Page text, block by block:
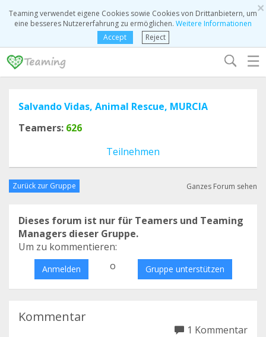
×
Teaming verwendet eigene Cookies sowie Cookies von Drittanbietern, um
eine besseres Nutzererfahrung zu ermöglichen. Weitere Informationen
Accept
Reject
☰
Salvando Vidas, Animal Rescue, MURCIA
Teamers: 626
Teilnehmen
Zurück zur Gruppe Ganzes Forum sehen
Dieses forum ist nur für Teamers und Teaming
Managers dieser Gruppe.
Um zu kommentieren:
Anmelden o Gruppe unterstützen
Kommentar
1 Kommentar